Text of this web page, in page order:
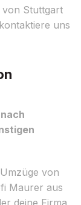
von Stuttgart
uns
von
Maurer aus
deine Firma